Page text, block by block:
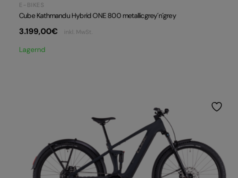
E-BIKES
Cube Kathmandu Hybrid ONE 800 metallicgrey´n´grey
3.199,00€ inkl. MwSt.
Lagernd